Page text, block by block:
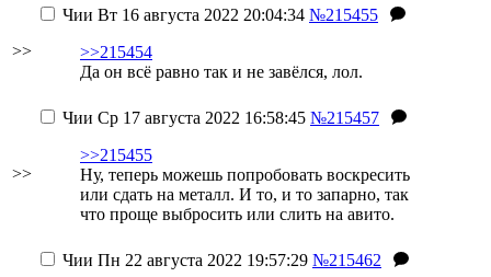
>>
Чии Вт 16 августа 2022 20:04:34 №215455
>>215454
Да он всё равно так и не завёлся, лол.
>>
Чии Ср 17 августа 2022 16:58:45 №215457
>>215455
Ну, теперь можешь попробовать воскресить
или сдать на металл. И то, и то запарно, так
что проще выбросить или слить на авито.
Чии Пн 22 августа 2022 19:57:29 №215462